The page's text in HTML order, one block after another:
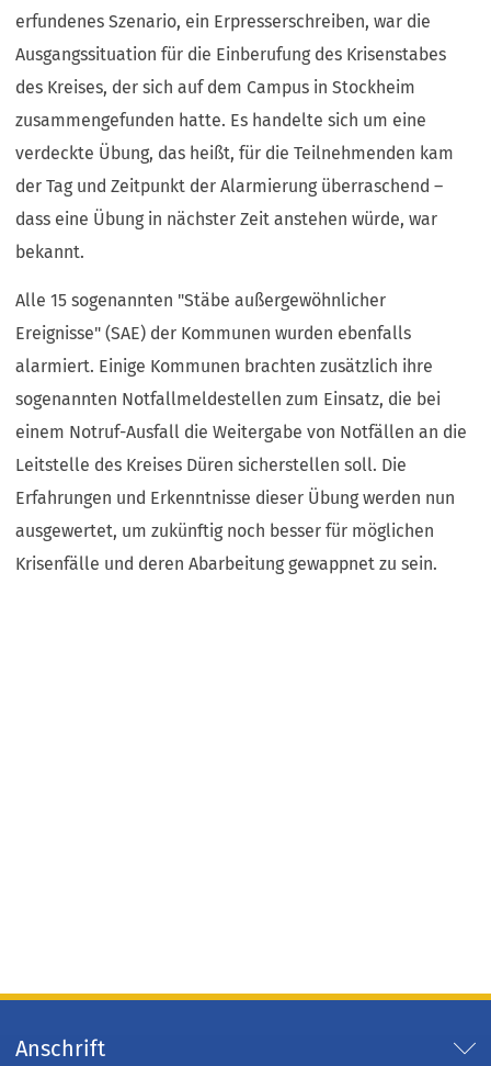
erfundenes Szenario, ein Erpresserschreiben, war die
Ausgangssituation für die Einberufung des Krisenstabes
des Kreises, der sich auf dem Campus in Stockheim
zusammengefunden hatte. Es handelte sich um eine
verdeckte Übung, das heißt, für die Teilnehmenden kam
der Tag und Zeitpunkt der Alarmierung überraschend –
dass eine Übung in nächster Zeit anstehen würde, war
bekannt.
Alle 15 sogenannten "Stäbe außergewöhnlicher
Ereignisse" (SAE) der Kommunen wurden ebenfalls
alarmiert. Einige Kommunen brachten zusätzlich ihre
sogenannten Notfallmeldestellen zum Einsatz, die bei
einem Notruf-Ausfall die Weitergabe von Notfällen an die
Leitstelle des Kreises Düren sicherstellen soll. Die
Erfahrungen und Erkenntnisse dieser Übung werden nun
ausgewertet, um zukünftig noch besser für möglichen
Krisenfälle und deren Abarbeitung gewappnet zu sein.
Anschrift